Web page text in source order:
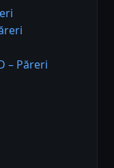
– Păreri